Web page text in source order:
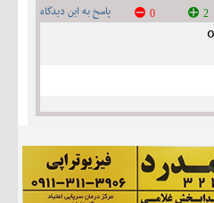
پاسخ به این دیدگاه 2
0